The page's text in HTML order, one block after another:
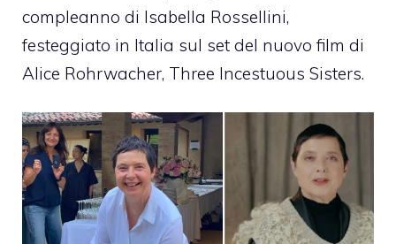
compleanno di Isabella Rossellini,
festeggiato in Italia sul set del nuovo film di
Alice Rohrwacher, Three Incestuous Sisters.